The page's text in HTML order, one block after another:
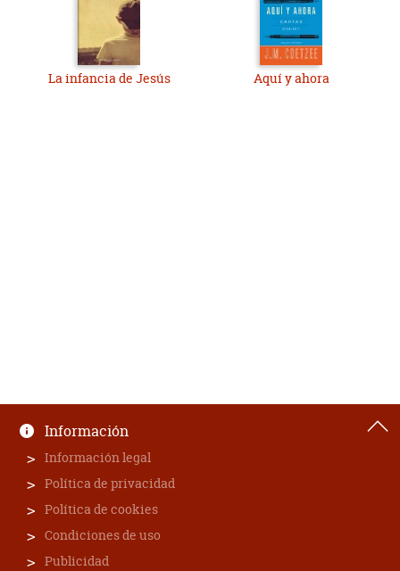
La infancia de Jesús Aquí y ahora
Información
Información legal
Política de privacidad
Política de cookies
Condiciones de uso
Publicidad